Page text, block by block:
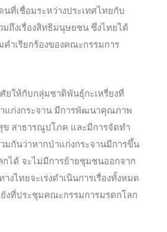
ที่เชื่อมระหว่างประเทศไทยกับ
มถึงเรื่องสิทธิมนุษยชน ซึ่งไทยได้
คำเรียกร้องของคณะกรรมการ
ยให้กับกลุ่มชาติพันธุ์กะเหรี่ยงที่
แก่งกระจาน มีการพัฒนาคุณภาพ
ข สาธารณูปโภค และมีการจัดทำ
มกันว่าหากป่าแก่งกระจานมีการขึ้น
กได้ จะไม่มีการย้ายชุมชนออกจาก
งไทยจะเร่งดำเนินการเรื่องทั้งหมด
งที่ประชุมคณะกรรมการมรดกโลก